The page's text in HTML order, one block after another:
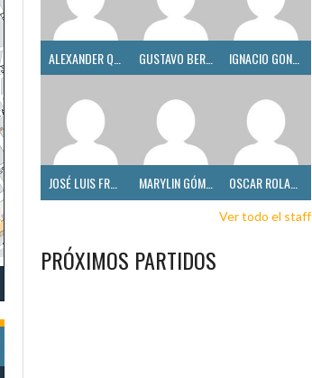
GUSTAVO BERMÚDEZ IGNACIO GONZÁLEZ GONZÁLEZ
JOSÉ LUIS FRANCO MARYLIN GÓMEZ OSCAR ROLANDI
Ver todo el staff
PRÓXIMOS PARTIDOS